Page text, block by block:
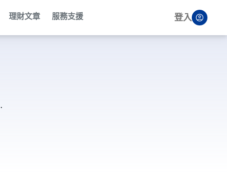
理財文章 服務支援 登入